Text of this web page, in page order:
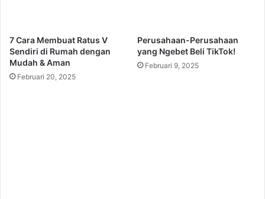
7 Cara Membuat Ratus V
Sendiri di Rumah dengan
Mudah & Aman
Februari 20, 2025
Perusahaan-Perusahaan
yang Ngebet Beli TikTok!
Februari 9, 2025